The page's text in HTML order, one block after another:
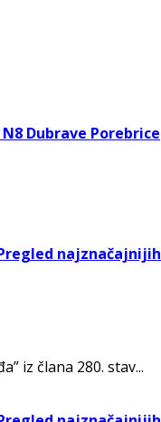
Dubrave Porebrice
najznačajnijih
iz člana 280. stav...